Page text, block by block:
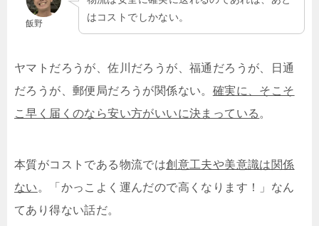
飯野
はコストでしかない。
ヤマトだろうが、佐川だろうが、福通だろうが、日通
だろうが、郵便局だろうが関係ない。 確実に、そこそ
こ早く届くのなら安い方がいいに決まっている 。
本質がコストである物流では創意工夫や美意識は関係
ない 。「かっこよく運んだので高くなります！」なん
てあり得ない話だ。